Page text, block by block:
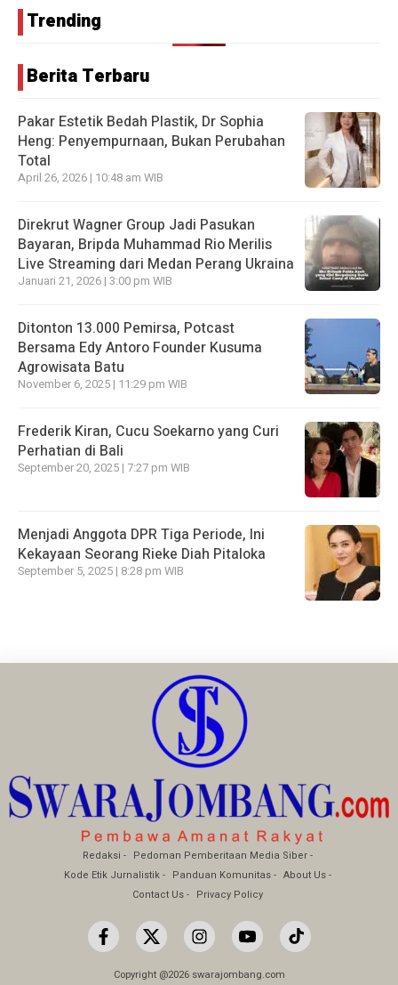
Trending
Berita Terbaru
Pakar Estetik Bedah Plastik, Dr Sophia
Heng: Penyempurnaan, Bukan Perubahan
Total
April 26, 2026 | 10:48 am WIB
Direkrut Wagner Group Jadi Pasukan
Bayaran, Bripda Muhammad Rio Merilis
Live Streaming dari Medan Perang Ukraina
Januari 21, 2026 | 3:00 pm WIB
Ditonton 13.000 Pemirsa, Potcast
Bersama Edy Antoro Founder Kusuma
Agrowisata Batu
November 6, 2025 | 11:29 pm WIB
Frederik Kiran, Cucu Soekarno yang Curi
Perhatian di Bali
September 20, 2025 | 7:27 pm WIB
Menjadi Anggota DPR Tiga Periode, Ini
Kekayaan Seorang Rieke Diah Pitaloka
September 5, 2025 | 8:28 pm WIB
Redaksi
Pedoman Pemberitaan Media Siber
Kode Etik Jurnalistik
Panduan Komunitas
About Us
Contact Us
Privacy Policy
Copyright @2026 swarajombang.com